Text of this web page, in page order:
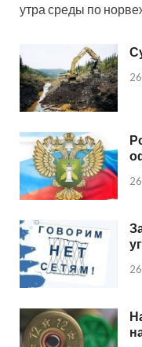
утра среды по